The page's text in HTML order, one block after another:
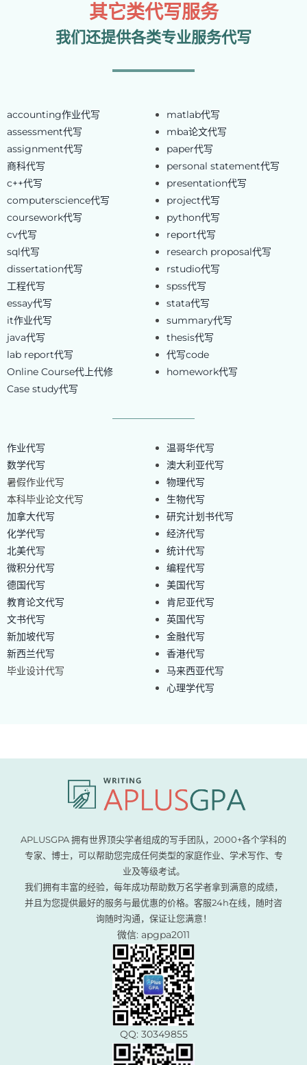
其它类代写服务
我们还提供各类专业服务代写
accounting作业代写
assessment代写
assignment代写
商科代写
c++代写
computerscience代写
coursework代写
cv代写
sql代写
dissertation代写
工程代写
essay代写
it作业代写
java代写
lab report代写
Online Course代上代修
Case study代写
matlab代写
mba论文代写
paper代写
personal statement代写
presentation代写
project代写
python代写
report代写
research proposal代写
rstudio代写
spss代写
stata代写
summary代写
thesis代写
代写code
homework代写
作业代写
数学代写
暑假作业代写
本科毕业论文代写
加拿大代写
化学代写
北美代写
微积分代写
德国代写
教育论文代写
文书代写
新加坡代写
新西兰代写
毕业设计代写
温哥华代写
澳大利亚代写
物理代写
生物代写
研究计划书代写
经济代写
统计代写
编程代写
美国代写
肯尼亚代写
英国代写
金融代写
香港代写
马来西亚代写
心理学代写
APLUSGPA 拥有世界顶尖学者组成的写手团队，2000+各个学科的
专家、博士，可以帮助您完成任何类型的家庭作业、学术写作、专
业及等级考试。
我们拥有丰富的经验，每年成功帮助数万名学者拿到满意的成绩，
并且为您提供最好的服务与最优惠的价格。客服24h在线，随时咨
询随时沟通，保证让您满意！
微信: apgpa2011
QQ: 30349855